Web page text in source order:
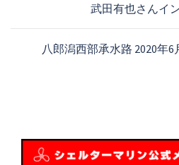
ン
武田有也さんイ
八郎潟西部承水路 2020年